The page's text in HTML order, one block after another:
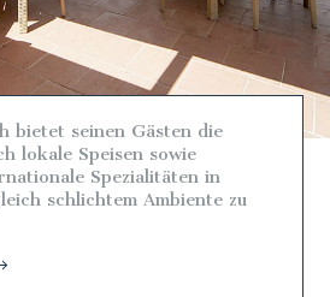
bietet seinen Gästen die
lokale Speisen sowie
Spezialitäten in
schlichtem Ambiente zu